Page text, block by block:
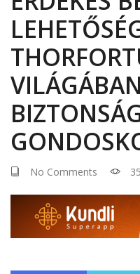
No Comments